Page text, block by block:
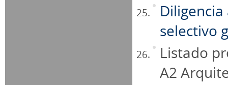
selectivo
Listado
A2